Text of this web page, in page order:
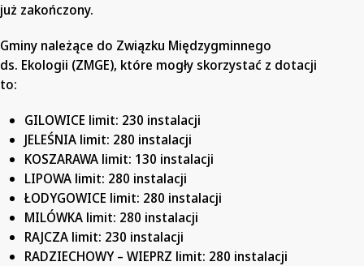
już zakończony.
Gminy należące do Związku Międzygminnego
ds. Ekologii (ZMGE), które mogły skorzystać z dotacji
to:
GILOWICE limit: 230 instalacji
JELEŚNIA limit: 280 instalacji
KOSZARAWA limit: 130 instalacji
LIPOWA limit: 280 instalacji
ŁODYGOWICE limit: 280 instalacji
MILÓWKA limit: 280 instalacji
RAJCZA limit: 230 instalacji
RADZIECHOWY – WIEPRZ limit: 280 instalacji